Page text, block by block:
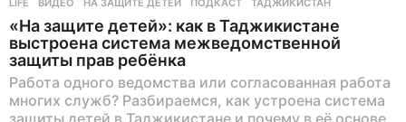
LIFE ВИДЕО ,НА ЗАЩИТЕ ДЕТЕЙ ,ПОДКАСТ ,ТАДЖИКИСТАН
«На защите детей»: как в Таджикистане
выстроена система межведомственной
защиты прав ребёнка
Работа одного ведомства или согласованная работа
многих служб? Разбираемся, как устроена система